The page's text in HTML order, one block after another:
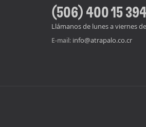
(506) 400 15
Llámanos de lunes a viernes
E-mail: info@atrapalo.co.cr